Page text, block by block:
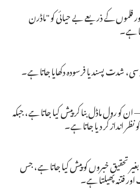
فلموں کے ذریعے بے حیائی کو "ماڈرن
ہے۔
شدت پسند یا فرسودہ دکھایا جاتا ہے۔
— ان کو رول ماڈل بنا کر پیش کیا جاتا ہے، جبکہ
نظر انداز کر دیا جاتا ہے۔
تحقیق خبروں کو پیش کیا جاتا ہے، جس
فتنہ پھیلتا ہے۔